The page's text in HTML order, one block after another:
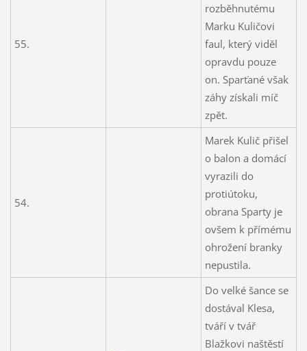
55.
rozběhnutému
Marku Kuličovi
faul, který viděl
opravdu pouze
on. Sparťané však
záhy získali míč
zpět.
54.
Marek Kulič přišel
o balon a domácí
vyrazili do
protiútoku,
obrana Sparty je
ovšem k přímému
ohrožení branky
nepustila.
Do velké šance se
dostával Klesa,
tváří v tvář
Blažkovi naštěstí